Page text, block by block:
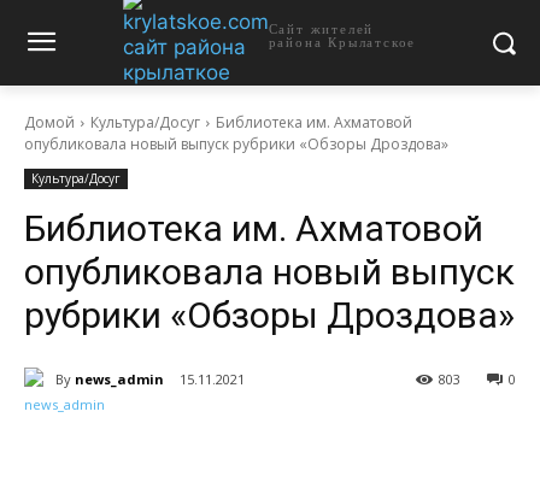
Сайт жителей
района Крылатское
Домой Культура/Досуг
Библиотека им. Ахматовой
опубликовала новый выпуск рубрики «Обзоры Дроздова»
Культура/Досуг
Библиотека им. Ахматовой
опубликовала новый выпуск
рубрики «Обзоры Дроздова»
By news_admin 15.11.2021 0
803